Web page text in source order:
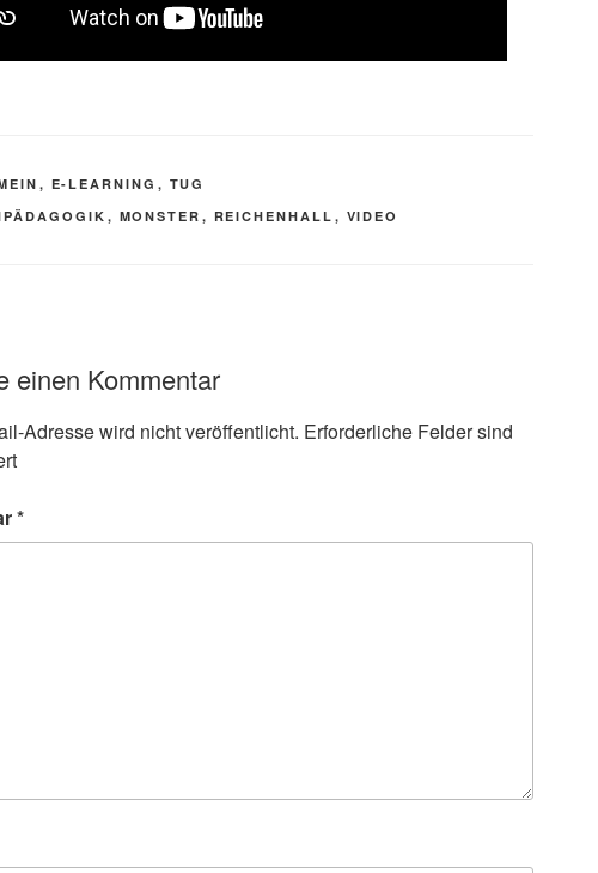
, E-LEARNING , TUG
, MONSTER , REICHENHALL , VIDEO
einen Kommentar
Adresse wird nicht veröffentlicht. Erforderliche Felder sind
*